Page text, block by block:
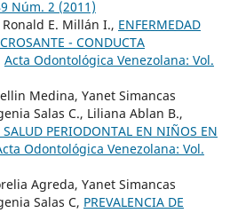
Núm. 2 (2011)
E. Millán I., ENFERMEDAD
- CONDUCTA
Acta Odontológica Venezolana: Vol.
Medina, Yanet Simancas
Salas C., Liliana Ablan B.,
PERIODONTAL EN NIÑOS EN
Odontológica Venezolana: Vol.
Agreda, Yanet Simancas
Salas C, PREVALENCIA DE